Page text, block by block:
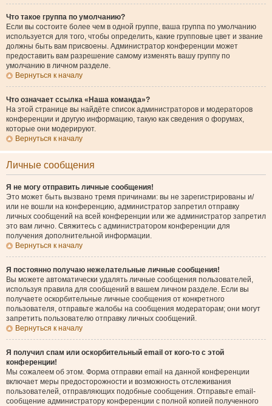
Что такое группа по умолчанию?
Если вы состоите более чем в одной группе, ваша группа по умолчанию
используется для того, чтобы определить, какие групповые цвет и звание
должны быть вам присвоены. Администратор конференции может
предоставить вам разрешение самому изменять вашу группу по
умолчанию в личном разделе.
Вернуться к началу
Что означает ссылка «Наша команда»?
На этой странице вы найдёте список администраторов и модераторов
конференции и другую информацию, такую как сведения о форумах,
которые они модерируют.
Вернуться к началу
Личные сообщения
Я не могу отправить личные сообщения!
Это может быть вызвано тремя причинами: вы не зарегистрированы и/
или не вошли на конференцию, администратор запретил отправку
личных сообщений на всей конференции или же администратор запретил
это вам лично. Свяжитесь с администратором конференции для
получения дополнительной информации.
Вернуться к началу
Я постоянно получаю нежелательные личные сообщения!
Вы можете автоматически удалять личные сообщения пользователей,
используя правила для сообщений в вашем личном разделе. Если вы
получаете оскорбительные личные сообщения от конкретного
пользователя, отправьте жалобы на сообщения модераторам; они могут
запретить пользователю отправку личных сообщений.
Вернуться к началу
Я получил спам или оскорбительный email от кого-то с этой
конференции!
Мы сожалеем об этом. Форма отправки email на данной конференции
включает меры предосторожности и возможность отслеживания
пользователей, отправляющих подобные сообщения. Отправьте email-
сообщение администратору конференции с полной копией полученного